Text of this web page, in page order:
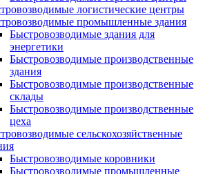
логистические центры
промышленные здания
Быстровозводимые здания для
энергетики
Быстровозводимые производственные
здания
Быстровозводимые производственные
склады
Быстровозводимые производственные
цеха
сельскохозяйственные
Быстровозводимые коровники
Быстровозводимые промышленные